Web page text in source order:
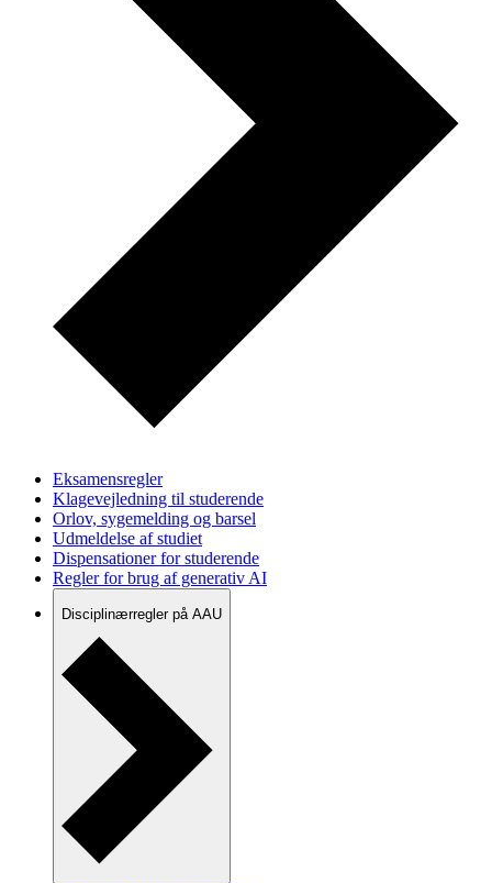
Eksamensregler
Klagevejledning til studerende
Orlov, sygemelding og barsel
Udmeldelse af studiet
Dispensationer for studerende
Regler for brug af generativ AI
Disciplinærregler på AAU